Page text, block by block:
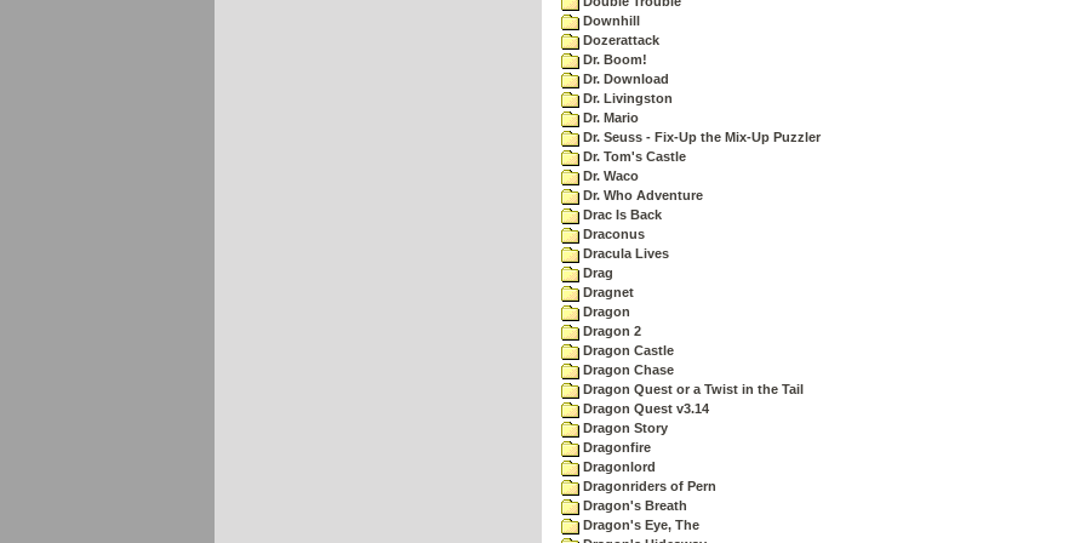
Downhill
Dozerattack
Dr. Boom!
Dr. Download
Dr. Livingston
Dr. Mario
Dr. Seuss - Fix-Up the Mix-Up Puzzler
Dr. Tom's Castle
Dr. Waco
Dr. Who Adventure
Drac Is Back
Draconus
Dracula Lives
Drag
Dragnet
Dragon
Dragon 2
Dragon Castle
Dragon Chase
Dragon Quest or a Twist in the Tail
Dragon Quest v3.14
Dragon Story
Dragonfire
Dragonlord
Dragonriders of Pern
Dragon's Breath
Dragon's Eye, The